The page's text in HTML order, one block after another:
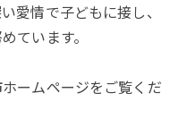
愛情で子どもに接し、
ています。
ームページをご覧くだ